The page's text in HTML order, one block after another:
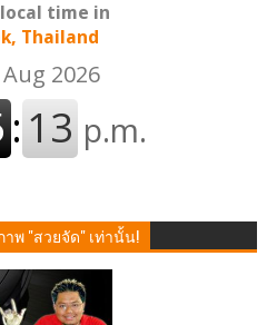
time in
Thailand
าพ "สวยจัด" เท่านั้น!